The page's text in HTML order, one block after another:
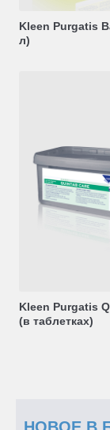
Kleen Purgatis
л)
Kleen Purgatis
(в таблетках)